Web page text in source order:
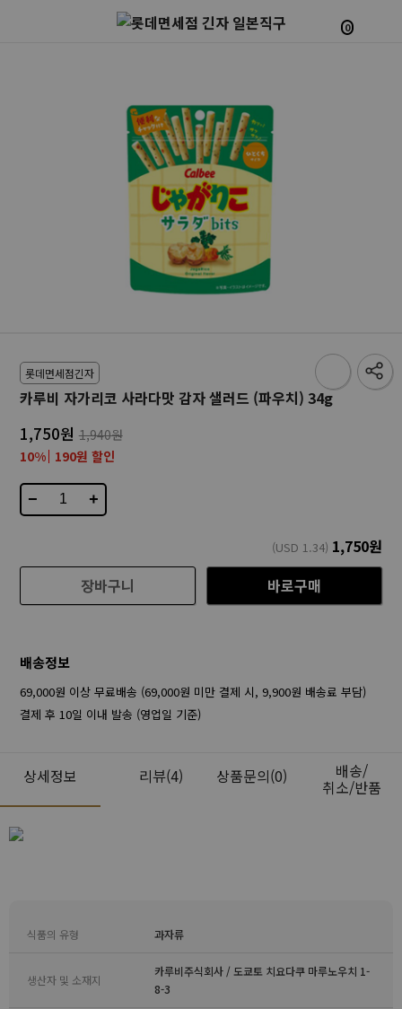
0
롯데면세점긴자
카루비 자가리코 사라다맛 감자 샐러드 (파우치) 34g
1,750원 1,940원
10% 190원 할인
− +
(USD 1.34) 1,750원
장바구니
바로구매
배송정보
69,000원 이상 무료배송 (69,000원 미만 결제 시, 9,900원 배송료 부담)
결제 후 10일 이내 발송 (영업일 기준)
상세정보 리뷰(4) 상품문의(0) 배송/
취소/반품
식품의 유형 과자류
생산자 및 소재지
카루비주식회사 / 도쿄토 치요다쿠 마루노우치 1-
8-3